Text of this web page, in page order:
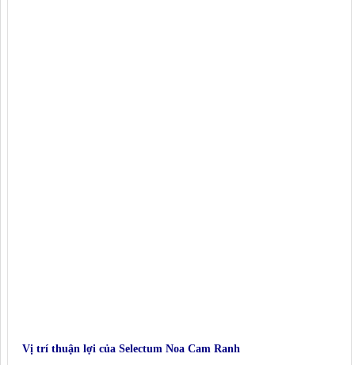
Vị trí thuận lợi của Selectum Noa Cam Ranh